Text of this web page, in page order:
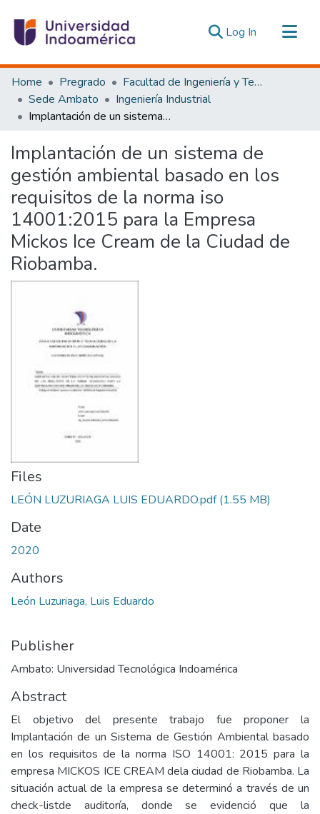
Log In (current)
Communities & Collections
All of DSpace
Statistics
Estadísticas Externas
Home Pregrado
Facultad de Ingeniería y Tecnologías de la Información y la Comunicación
Sede Ambato
Ingeniería Industrial
Implantación de un sistema de gestión ambiental basado en los requisitos de la norma iso 14001:2015 para la Empresa Mickos Ice Cream de la Ciudad de Riobamba.
Implantación de un sistema de
gestión ambiental basado en los
requisitos de la norma iso
14001:2015 para la Empresa
Mickos Ice Cream de la Ciudad de
Riobamba.
Files
LEÓN LUZURIAGA LUIS EDUARDO.pdf(1.55 MB)
Date
2020
Authors
León Luzuriaga, Luis Eduardo
Publisher
Ambato: Universidad Tecnológica Indoamérica
Abstract
El objetivo del presente trabajo fue proponer la
Implantación de un Sistema de Gestión Ambiental basado
en los requisitos de la norma ISO 14001: 2015 para la
empresa MICKOS ICE CREAM dela ciudad de Riobamba. La
situación actual de la empresa se determinó a través de un
check-listde auditoría, donde se evidenció que la